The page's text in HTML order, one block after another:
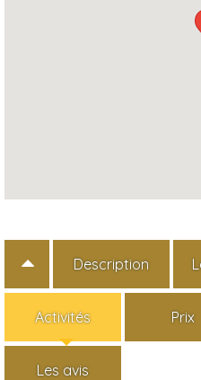
Description
Activités Prix
Les avis